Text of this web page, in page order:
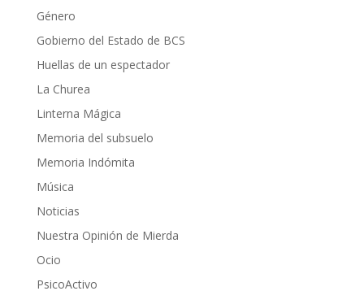
Género
Gobierno del Estado de BCS
Huellas de un espectador
La Churea
Linterna Mágica
Memoria del subsuelo
Memoria Indómita
Música
Noticias
Nuestra Opinión de Mierda
Ocio
PsicoActivo